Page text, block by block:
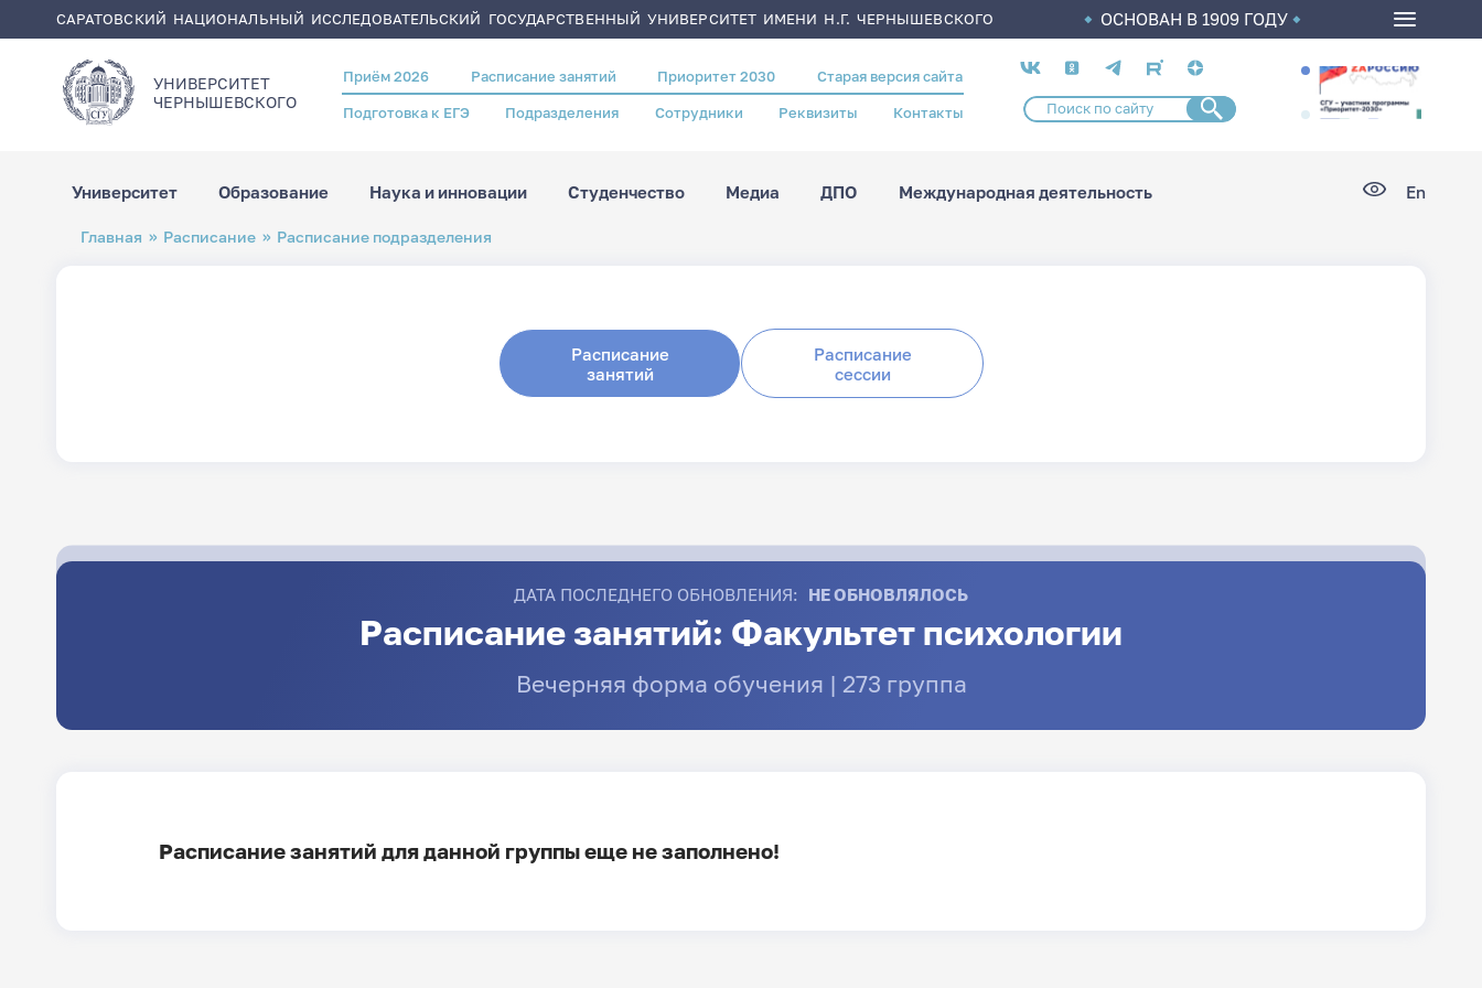
САРАТОВСКИЙ НАЦИОНАЛЬНЫЙ ИССЛЕДОВАТЕЛЬСКИЙ ГОСУДАРСТВЕННЫЙ УНИВЕРСИТЕТ ИМЕНИ Н.Г. ЧЕРНЫШЕВСКОГО ОСНОВАН В 1909 ГОДУ
УНИВЕРСИТЕТ
ЧЕРНЫШЕВСКОГO
Header
menu
Приём 2026 Расписание занятий Приоритет 2030 Старая версия сайта
Подготовка к ЕГЭ Подразделения Сотрудники Реквизиты Контакты
Социальные
сети
Университет Образование Наука и инновации Студенчество Медиа ДПО Международная деятельность En
Строка
навигации
Главная Расписание Расписание подразделения
Расписание
занятий
Расписание
сессии
ДАТА ПОСЛЕДНЕГО ОБНОВЛЕНИЯ: НЕ ОБНОВЛЯЛОСЬ
Расписание занятий: Факультет психологии
Вечерняя форма обучения | 273 группа
Расписание занятий для данной группы еще не заполнено!